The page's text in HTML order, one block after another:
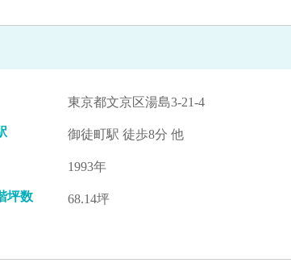
東京都文京区湯島3-21-4
御徒町駅 徒歩8分 他
1993年
坪数 68.14坪